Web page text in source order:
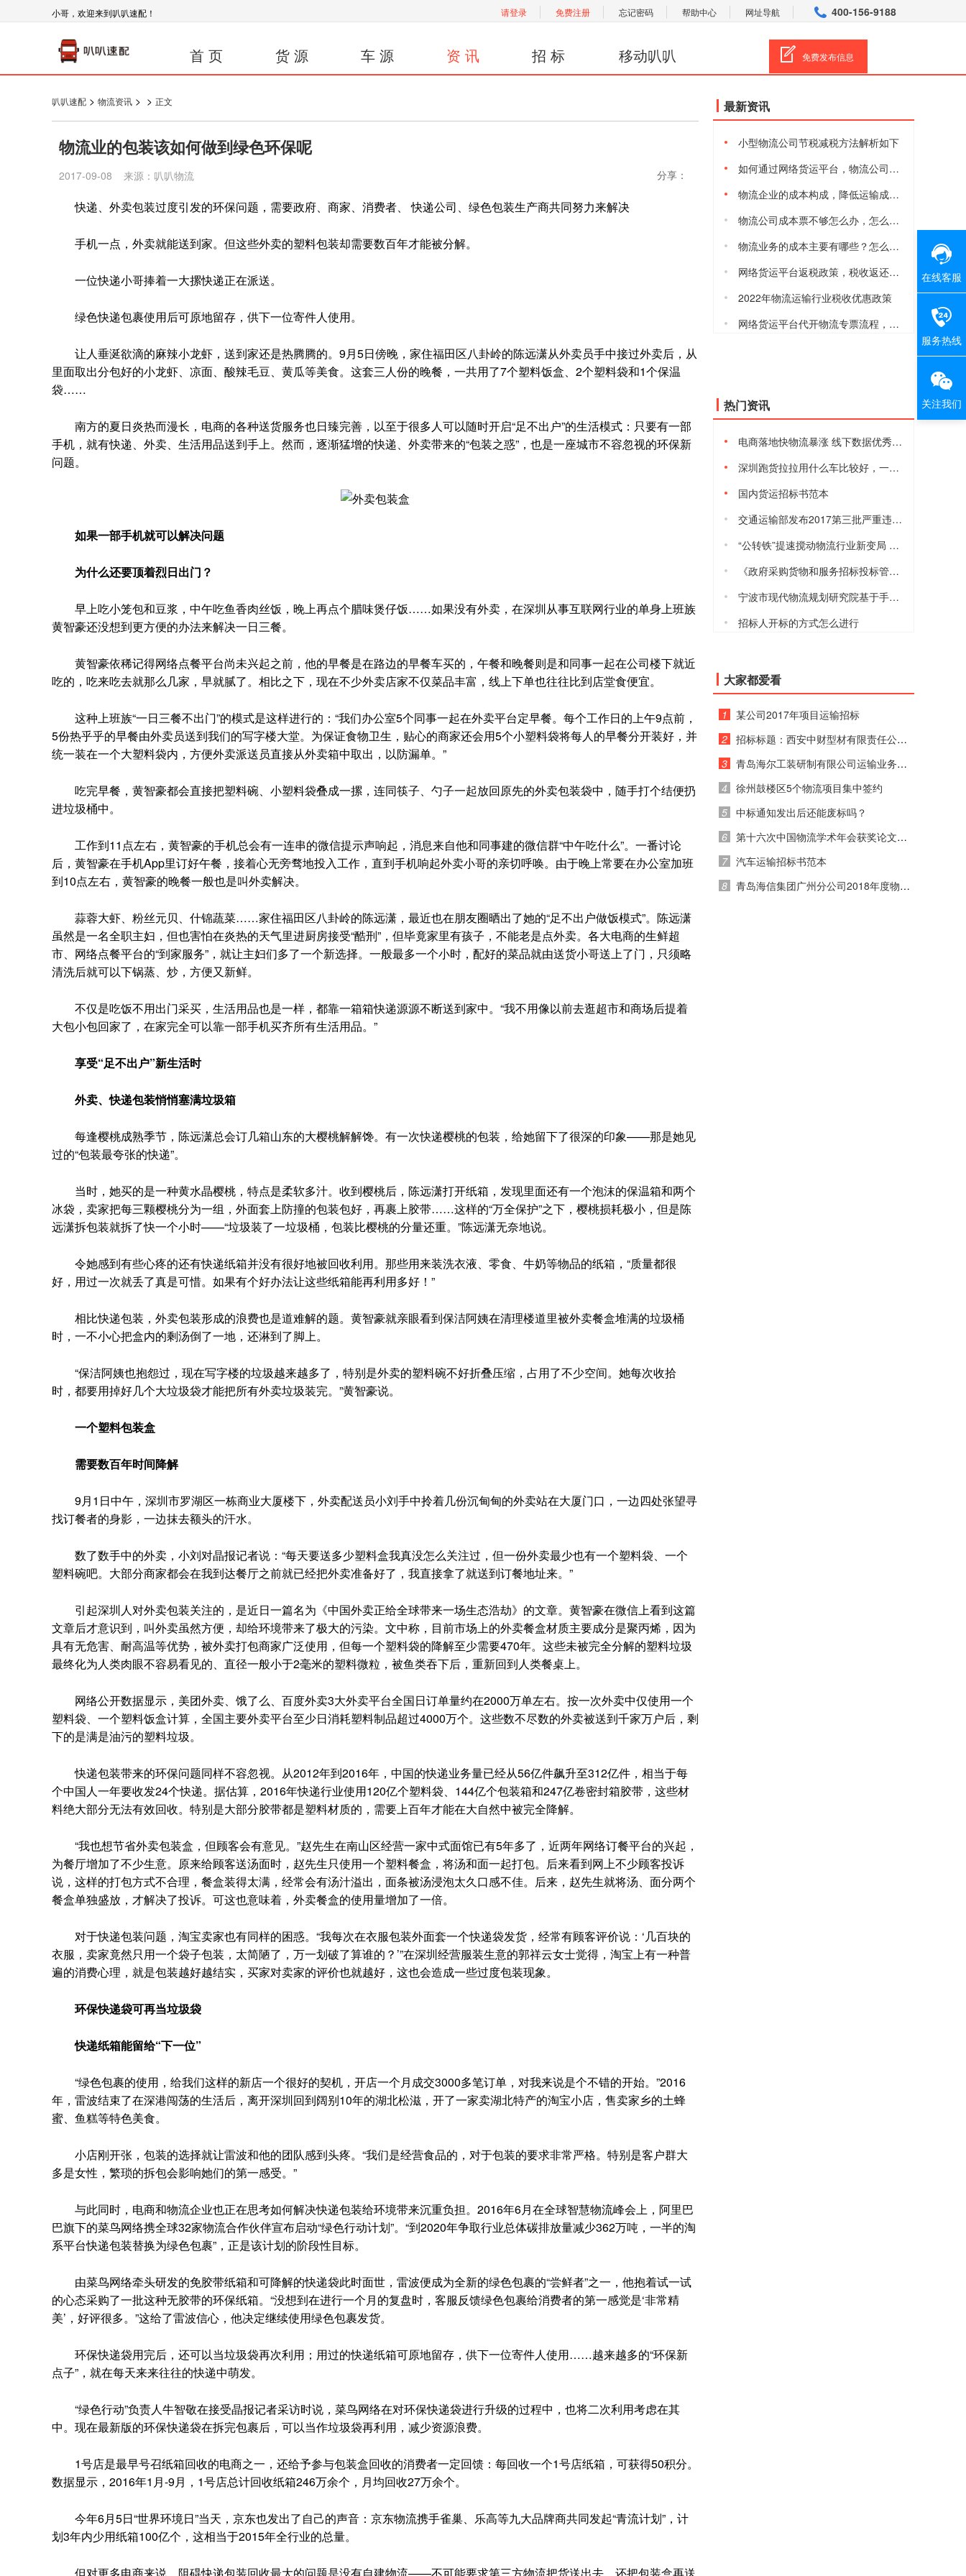
小哥，欢迎来到叭叭速配！ 请登录 免费注册 忘记密码 帮助中心 网址导航 400-156-9188
首 页 货 源 车 源 资 讯 招 标 移动叭叭 免费发布信息
叭叭速配 > 物流资讯 > > 正文
物流业的包装该如何做到绿色环保呢
2017-09-08 来源：叭叭物流 分享：
快递、外卖包装过度引发的环保问题，需要政府、商家、消费者、 快递公司、绿色包装生产商共同努力来解决
手机一点，外卖就能送到家。但这些外卖的塑料包装却需要数百年才能被分解。
一位快递小哥捧着一大摞快递正在派送。
绿色快递包裹使用后可原地留存，供下一位寄件人使用。
让人垂涎欲滴的麻辣小龙虾，送到家还是热腾腾的。9月5日傍晚，家住福田区八卦岭的陈远潇从外卖员手中接过外卖后，从
里面取出分包好的小龙虾、凉面、酸辣毛豆、黄瓜等美食。这套三人份的晚餐，一共用了7个塑料饭盒、2个塑料袋和1个保温
袋……
南方的夏日炎热而漫长，电商的各种送货服务也日臻完善，以至于很多人可以随时开启“足不出户”的生活模式：只要有一部
手机，就有快递、外卖、生活用品送到手上。然而，逐渐猛增的快递、外卖带来的“包装之惑”，也是一座城市不容忽视的环保新
问题。
如果一部手机就可以解决问题
为什么还要顶着烈日出门？
早上吃小笼包和豆浆，中午吃鱼香肉丝饭，晚上再点个腊味煲仔饭……如果没有外卖，在深圳从事互联网行业的单身上班族
黄智豪还没想到更方便的办法来解决一日三餐。
黄智豪依稀记得网络点餐平台尚未兴起之前，他的早餐是在路边的早餐车买的，午餐和晚餐则是和同事一起在公司楼下就近
吃的，吃来吃去就那么几家，早就腻了。相比之下，现在不少外卖店家不仅菜品丰富，线上下单也往往比到店堂食便宜。
这种上班族“一日三餐不出门”的模式是这样进行的：“我们办公室5个同事一起在外卖平台定早餐。每个工作日的上午9点前，
5份热乎乎的早餐由外卖员送到我们的写字楼大堂。为保证食物卫生，贴心的商家还会用5个小塑料袋将每人的早餐分开装好，并
统一装在一个大塑料袋内，方便外卖派送员直接从外卖箱中取出，以防漏单。”
吃完早餐，黄智豪都会直接把塑料碗、小塑料袋叠成一摞，连同筷子、勺子一起放回原先的外卖包装袋中，随手打个结便扔
进垃圾桶中。
工作到11点左右，黄智豪的手机总会有一连串的微信提示声响起，消息来自他和同事建的微信群“中午吃什么”。一番讨论
后，黄智豪在手机App里订好午餐，接着心无旁骛地投入工作，直到手机响起外卖小哥的亲切呼唤。由于晚上常要在办公室加班
到10点左右，黄智豪的晚餐一般也是叫外卖解决。
蒜蓉大虾、粉丝元贝、什锦蔬菜……家住福田区八卦岭的陈远潇，最近也在朋友圈晒出了她的“足不出户做饭模式”。陈远潇
虽然是一名全职主妇，但也害怕在炎热的天气里进厨房接受“酷刑”，但毕竟家里有孩子，不能老是点外卖。各大电商的生鲜超
市、网络点餐平台的“到家服务”，就让主妇们多了一个新选择。一般最多一个小时，配好的菜品就由送货小哥送上了门，只须略
清洗后就可以下锅蒸、炒，方便又新鲜。
不仅是吃饭不用出门采买，生活用品也是一样，都靠一箱箱快递源源不断送到家中。“我不用像以前去逛超市和商场后提着
大包小包回家了，在家完全可以靠一部手机买齐所有生活用品。”
享受“足不出户”新生活时
外卖、快递包装悄悄塞满垃圾箱
每逢樱桃成熟季节，陈远潇总会订几箱山东的大樱桃解解馋。有一次快递樱桃的包装，给她留下了很深的印象——那是她见
过的“包装最夸张的快递”。
当时，她买的是一种黄水晶樱桃，特点是柔软多汁。收到樱桃后，陈远潇打开纸箱，发现里面还有一个泡沫的保温箱和两个
冰袋，卖家把每三颗樱桃分为一组，外面套上防撞的包装包好，再裹上胶带……这样的“万全保护”之下，樱桃损耗极小，但是陈
远潇拆包装就拆了快一个小时——“垃圾装了一垃圾桶，包装比樱桃的分量还重。”陈远潇无奈地说。
令她感到有些心疼的还有快递纸箱并没有很好地被回收利用。那些用来装洗衣液、零食、牛奶等物品的纸箱，“质量都很
好，用过一次就丢了真是可惜。如果有个好办法让这些纸箱能再利用多好！”
相比快递包装，外卖包装形成的浪费也是道难解的题。黄智豪就亲眼看到保洁阿姨在清理楼道里被外卖餐盒堆满的垃圾桶
时，一不小心把盒内的剩汤倒了一地，还淋到了脚上。
“保洁阿姨也抱怨过，现在写字楼的垃圾越来越多了，特别是外卖的塑料碗不好折叠压缩，占用了不少空间。她每次收拾
时，都要用掉好几个大垃圾袋才能把所有外卖垃圾装完。”黄智豪说。
一个塑料包装盒
需要数百年时间降解
9月1日中午，深圳市罗湖区一栋商业大厦楼下，外卖配送员小刘手中拎着几份沉甸甸的外卖站在大厦门口，一边四处张望寻
找订餐者的身影，一边抹去额头的汗水。
数了数手中的外卖，小刘对晶报记者说：“每天要送多少塑料盒我真没怎么关注过，但一份外卖最少也有一个塑料袋、一个
塑料碗吧。大部分商家都会在我到达餐厅之前就已经把外卖准备好了，我直接拿了就送到订餐地址来。”
引起深圳人对外卖包装关注的，是近日一篇名为《中国外卖正给全球带来一场生态浩劫》的文章。黄智豪在微信上看到这篇
文章后才意识到，叫外卖虽然方便，却给环境带来了极大的污染。文中称，目前市场上的外卖餐盒材质主要成分是聚丙烯，因为
具有无危害、耐高温等优势，被外卖打包商家广泛使用，但每一个塑料袋的降解至少需要470年。这些未被完全分解的塑料垃圾
最终化为人类肉眼不容易看见的、直径一般小于2毫米的塑料微粒，被鱼类吞下后，重新回到人类餐桌上。
网络公开数据显示，美团外卖、饿了么、百度外卖3大外卖平台全国日订单量约在2000万单左右。按一次外卖中仅使用一个
塑料袋、一个塑料饭盒计算，全国主要外卖平台至少日消耗塑料制品超过4000万个。这些数不尽数的外卖被送到千家万户后，剩
下的是满是油污的塑料垃圾。
快递包装带来的环保问题同样不容忽视。从2012年到2016年，中国的快递业务量已经从56亿件飙升至312亿件，相当于每
个中国人一年要收发24个快递。据估算，2016年快递行业使用120亿个塑料袋、144亿个包装箱和247亿卷密封箱胶带，这些材
料绝大部分无法有效回收。特别是大部分胶带都是塑料材质的，需要上百年才能在大自然中被完全降解。
“我也想节省外卖包装盒，但顾客会有意见。”赵先生在南山区经营一家中式面馆已有5年多了，近两年网络订餐平台的兴起，
为餐厅增加了不少生意。原来给顾客送汤面时，赵先生只使用一个塑料餐盒，将汤和面一起打包。后来看到网上不少顾客投诉
说，这样的打包方式不合理，餐盒装得太满，经常会有汤汁溢出，面条被汤浸泡太久口感不佳。后来，赵先生就将汤、面分两个
餐盒单独盛放，才解决了投诉。可这也意味着，外卖餐盒的使用量增加了一倍。
对于快递包装问题，淘宝卖家也有同样的困惑。“我每次在衣服包装外面套一个快递袋发货，经常有顾客评价说：‘几百块的
衣服，卖家竟然只用一个袋子包装，太简陋了，万一划破了算谁的？’”在深圳经营服装生意的郭祥云女士觉得，淘宝上有一种普
遍的消费心理，就是包装越好越结实，买家对卖家的评价也就越好，这也会造成一些过度包装现象。
环保快递袋可再当垃圾袋
快递纸箱能留给“下一位”
“绿色包裹的使用，给我们这样的新店一个很好的契机，开店一个月成交3000多笔订单，对我来说是个不错的开始。”2016
年，雷波结束了在深港闯荡的生活后，离开深圳回到阔别10年的湖北松滋，开了一家卖湖北特产的淘宝小店，售卖家乡的土蜂
蜜、鱼糕等特色美食。
小店刚开张，包装的选择就让雷波和他的团队感到头疼。“我们是经营食品的，对于包装的要求非常严格。特别是客户群大
多是女性，繁琐的拆包会影响她们的第一感受。”
与此同时，电商和物流企业也正在思考如何解决快递包装给环境带来沉重负担。2016年6月在全球智慧物流峰会上，阿里巴
巴旗下的菜鸟网络携全球32家物流合作伙伴宣布启动“绿色行动计划”。“到2020年争取行业总体碳排放量减少362万吨，一半的淘
系平台快递包装替换为绿色包裹”，正是该计划的阶段性目标。
由菜鸟网络牵头研发的免胶带纸箱和可降解的快递袋此时面世，雷波便成为全新的绿色包裹的“尝鲜者”之一，他抱着试一试
的心态采购了一批这种无胶带的环保纸箱。“没想到在进行一个月的复盘时，客服反馈绿色包裹给消费者的第一感觉是‘非常精
美’，好评很多。”这给了雷波信心，他决定继续使用绿色包裹发货。
环保快递袋用完后，还可以当垃圾袋再次利用；用过的快递纸箱可原地留存，供下一位寄件人使用……越来越多的“环保新
点子”，就在每天来来往往的快递中萌发。
“绿色行动”负责人牛智敬在接受晶报记者采访时说，菜鸟网络在对环保快递袋进行升级的过程中，也将二次利用考虑在其
中。现在最新版的环保快递袋在拆完包裹后，可以当作垃圾袋再利用，减少资源浪费。
1号店是最早号召纸箱回收的电商之一，还给予参与包装盒回收的消费者一定回馈：每回收一个1号店纸箱，可获得50积分。
数据显示，2016年1月-9月，1号店总计回收纸箱246万余个，月均回收27万余个。
今年6月5日“世界环境日”当天，京东也发出了自己的声音：京东物流携手雀巢、乐高等九大品牌商共同发起“青流计划”，计
划3年内少用纸箱100亿个，这相当于2015年全行业的总量。
最新资讯
小型物流公司节税减税方法解析如下
如何通过网络货运平台，物流公司合规减税降费
物流企业的成本构成，降低运输成本的方法有哪些
物流公司成本票不够怎么办，怎么获取物流进项成本票
物流业务的成本主要有哪些？怎么降低物流综合成本
网络货运平台返税政策，税收返还有多少
2022年物流运输行业税收优惠政策
网络货运平台代开物流专票流程，安全合规吗
热门资讯
电商落地快物流暴涨 线下数据优秀但仍有隐忧
深圳跑货拉拉用什么车比较好，一天能赚多少钱
国内货运招标书范本
交通运输部发布2017第三批严重违法超限超载运输失信当事人黑名单
“公转铁”提速搅动物流行业新变局 港口、货运等行业将进入短暂阵痛
《政府采购货物和服务招标投标管理办法》2017年10月1日起施行
宁波市现代物流规划研究院基于手机信令的宁波城际铁路客流数据模型与预测分析研究课题项目的采购公告
招标人开标的方式怎么进行
大家都爱看
1
2
3
4
5
6
7
8
某公司2017年项目运输招标
招标标题：西安中财型材有限责任公司 2017年运输招标公告
青岛海尔工装研制有限公司运输业务竞价通知
徐州鼓楼区5个物流项目集中签约
中标通知发出后还能废标吗？
第十六次中国物流学术年会获奖论文公示
汽车运输招标书范本
青岛海信集团广州分公司2018年度物流运输招标公告
在线客服
服务热线
关注我们